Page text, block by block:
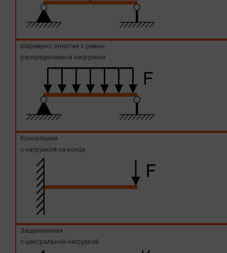
Шарнирно опертая с равно
распределенной нагрузкой
Консольная
с нагрузкой на конце
Защемленная
с центральной нагрузкой